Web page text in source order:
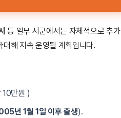
등 일부 시군에서는 자체적으로 추가
대해 지속 운영될 계획입니다.
10만원 )
년 1월 1일 이후 출생).